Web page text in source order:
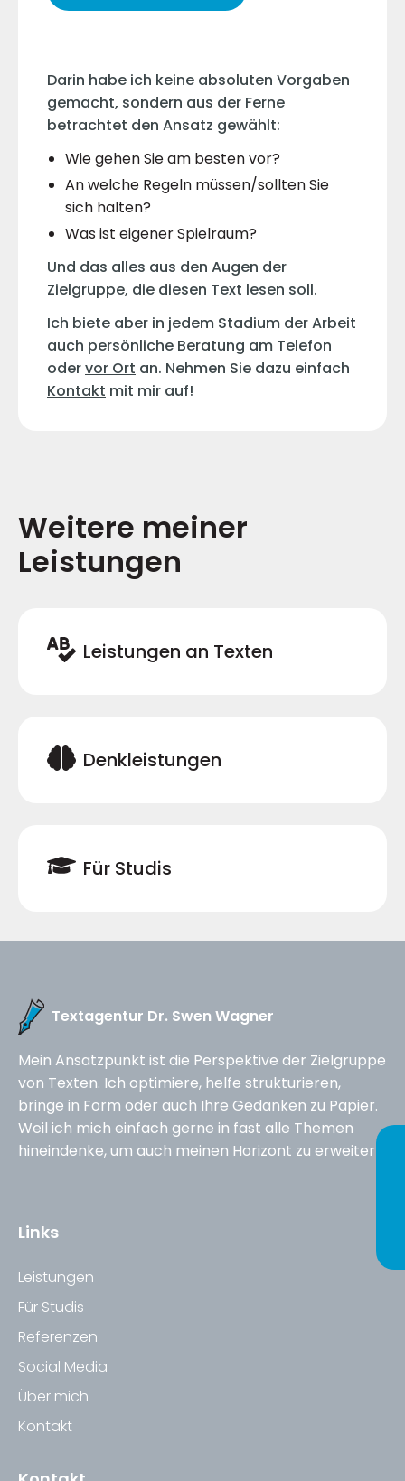
Darin habe ich keine absoluten Vorgaben
gemacht, sondern aus der Ferne
betrachtet den Ansatz gewählt:
Wie gehen Sie am besten vor?
An welche Regeln müssen/sollten Sie
sich halten?
Was ist eigener Spielraum?
Und das alles aus den Augen der
Zielgruppe, die diesen Text lesen soll.
Ich biete aber in jedem Stadium der Arbeit
auch persönliche Beratung am Telefon
odervor Ort an. Nehmen Sie dazu einfach
Kontakt mit mir auf!
Weitere meiner
Leistungen
Leistungen an Texten
Denkleistungen
Für Studis
Textagentur Dr. Swen Wagner
Mein Ansatzpunkt ist die Perspektive der Zielgruppe
von Texten. Ich optimiere, helfe strukturieren,
bringe in Form oder auch Ihre Gedanken zu Papier.
Weil ich mich einfach gerne in fast alle Themen
hineindenke, um auch meinen Horizont zu erweitern.
Links
Leistungen
Für Studis
Referenzen
Social Media
Über mich
Kontakt